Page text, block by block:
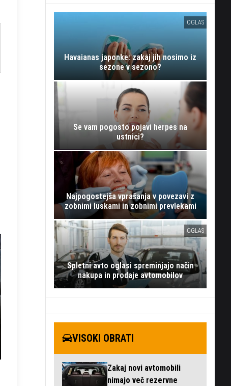
OGLAS
Havaianas japonke: zakaj jih nosimo iz
sezone v sezono?
Se vam pogosto pojavi herpes na
ustnici?
Najpogostejša vprašanja v povezavi z
zobnimi luskami in zobnimi prevlekami
OGLAS
Spletni avto oglasi spreminjajo način
nakupa in prodaje avtomobilov
VISOKI OBRATI
Zakaj novi avtomobili
nimajo več rezervne